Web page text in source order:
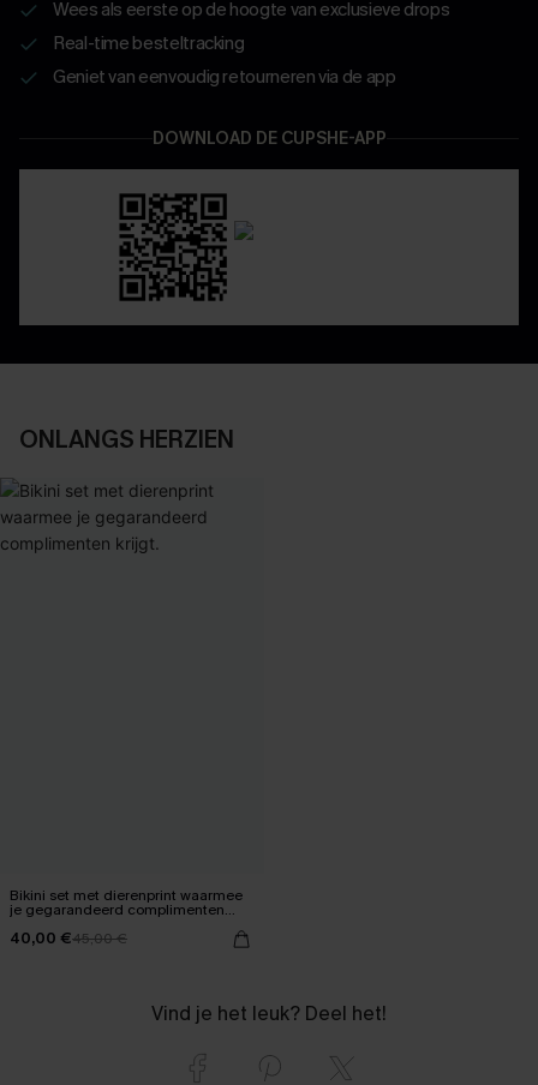
Wees als eerste op de hoogte van exclusieve drops
Real-time besteltracking
Geniet van eenvoudig retourneren via de app
DOWNLOAD DE CUPSHE-APP
ONLANGS HERZIEN
Bikini set met dierenprint waarmee
je gegarandeerd complimenten
40,00 €45,00 €
Vind je het leuk? Deel het!